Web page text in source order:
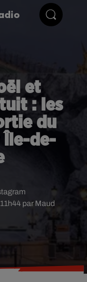
et
: les
du
Île-de-
par Maud